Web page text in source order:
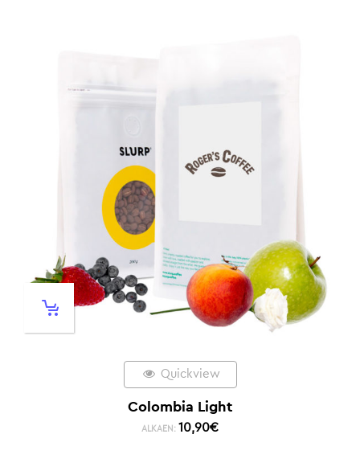
Quickview
Colombia Light
ALKAEN: 10,90€